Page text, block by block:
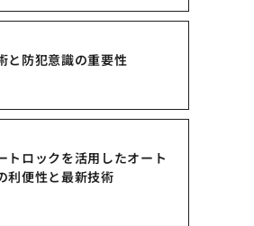
と防犯意識の重要性
トロックを活用したオート
利便性と最新技術